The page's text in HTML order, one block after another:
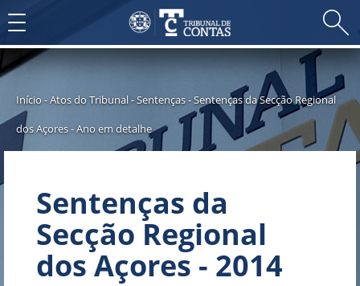
Toggle
navigation
Início-Atos do Tribunal-Sentenças-Sentenças da Secção Regional
dos Açores-Ano em detalhe
Sentenças da
Secção Regional
dos Açores - 2014